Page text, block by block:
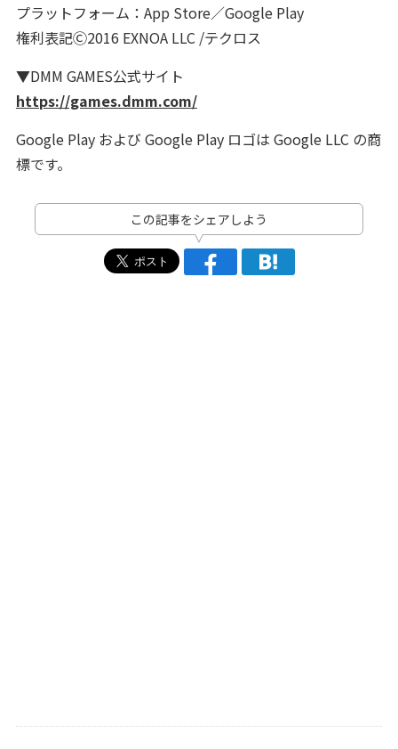
プラットフォーム：App Store／Google Play
権利表記Ⓒ2016 EXNOA LLC /テクロス
▼DMM GAMES公式サイト
https://games.dmm.com/
Google Play および Google Play ロゴは Google LLC の商
標です。
この記事をシェアしよう